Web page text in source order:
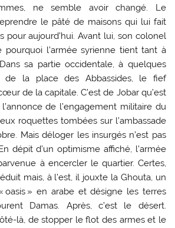
ne semble avoir changé. Le
le pâté de maisons qui lui fait
pour aujourd’hui. Avant lui, son colonel
pourquoi l’armée syrienne tient tant à
sa partie occidentale, à quelques
de la place des Abbassides, le fief
de la capitale. C’est de Jobar qu’est
de l’engagement militaire du
roquettes tombées sur l’ambassade
Mais déloger les insurgés n’est pas
dépit d’un optimisme affiché, l’armée
à encercler le quartier. Certes,
mais, à l’est, il jouxte la Ghouta, un
» en arabe et désigne les terres
Damas. Après, c’est le désert.
là, de stopper le flot des armes et le